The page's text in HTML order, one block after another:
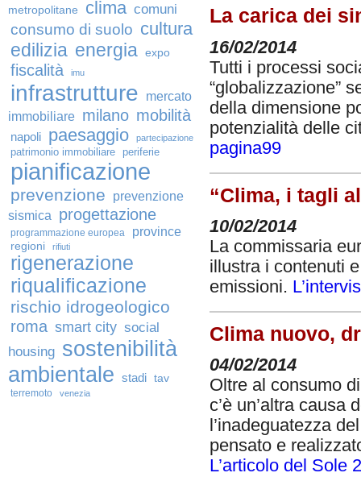
metropolitane
clima comuni
consumo di suolo cultura
edilizia energia expo
fiscalità imu
infrastrutture
mercato
immobiliare milano mobilità
napoli paesaggio partecipazione
patrimonio immobiliare periferie
pianificazione
prevenzione
prevenzione
sismica
progettazione
programmazione europea province
regioni rifiuti
rigenerazione
riqualificazione
rischio idrogeologico
roma smart city social
housing sostenibilità
ambientale stadi tav
terremoto venezia
La carica dei
16/02/2014
Tutti i processi
“globalizzazione”
della dimensione
potenzialità delle
pagina99
“Clima, i tagli
10/02/2014
La commissaria
illustra i contenuti
emissioni.
Clima nuovo,
04/02/2014
Oltre al consumo
c’è un’altra
l’inadeguatezza
pensato e
L’articolo del Sole